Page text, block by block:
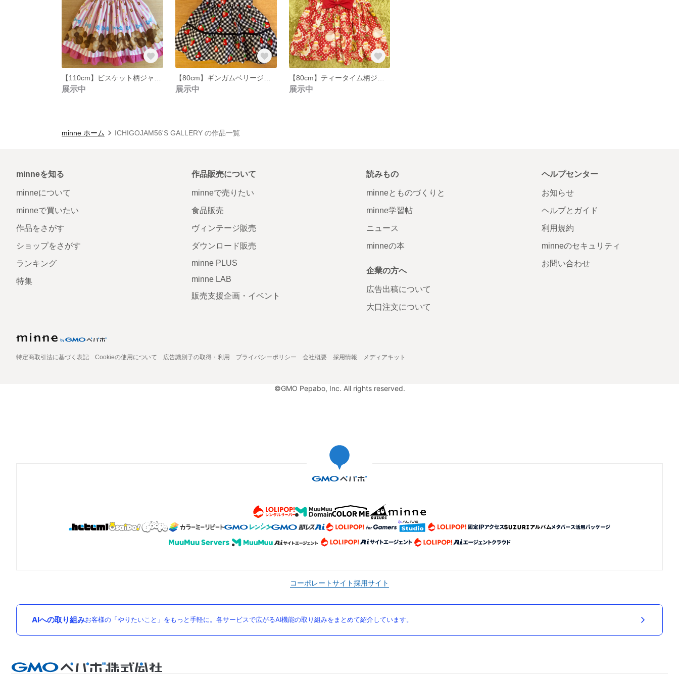
展示中 展示中 展示中
minne ホーム ICHIGOJAM56'S GALLERY の作品一覧
minneを知る
minneについて
minneで買いたい
作品をさがす
ショップをさがす
ランキング
特集
作品販売について
minneで売りたい
食品販売
ヴィンテージ販売
ダウンロード販売
minne PLUS
minne LAB
販売支援企画・イベント
読みもの
minneとものづくりと
minne学習帖
ニュース
minneの本
企業の方へ
広告出稿について
大口注文について
ヘルプセンター
お知らせ
ヘルプとガイド
利用規約
minneのセキュリティ
お問い合わせ
特定商取引法に基づく表記 Cookieの使用について 広告識別子の取得・利用 プライバシーポリシー 会社概要 採用情報 メディアキット
©GMO Pepabo, Inc. All rights reserved.
コーポレートサイト採用サイト
AIへの取り組みお客様の「やりたいこと」をもっと手軽に。各サービスで広がるAI機能の取り組みをまとめて紹介しています。